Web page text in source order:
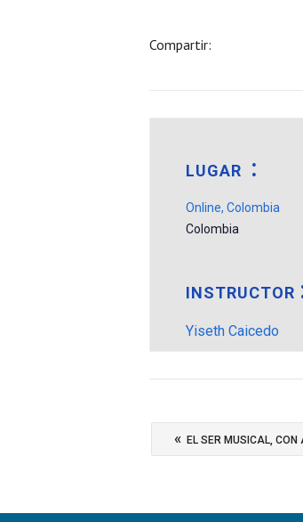
LUGAR
Online, Colombia
Colombia
INSTRUCTOR
Yiseth Caicedo
Compartir:
« EL SER MUSICAL,